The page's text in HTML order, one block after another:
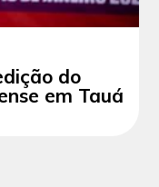
do
em Tauá